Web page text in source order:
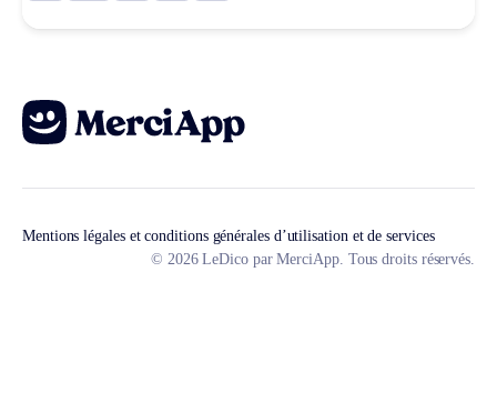
Mentions légales et conditions générales d’utilisation et de services
© 2026 LeDico par MerciApp. Tous droits réservés.